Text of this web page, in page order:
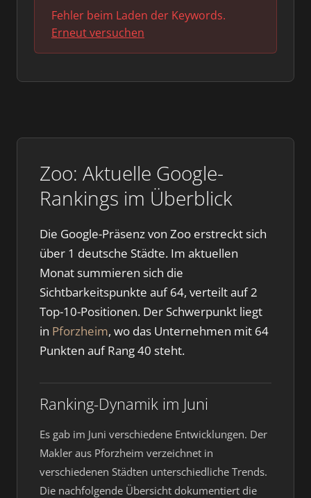
Zoo: Aktuelle Google-
Rankings im Überblick
Die Google-Präsenz von Zoo erstreckt sich
über 1 deutsche Städte. Im aktuellen
Monat summieren sich die
Sichtbarkeitspunkte auf 64, verteilt auf 2
Top-10-Positionen. Der Schwerpunkt liegt
in Pforzheim, wo das Unternehmen mit 64
Punkten auf Rang 40 steht.
Ranking-Dynamik im Juni
Es gab im Juni verschiedene Entwicklungen. Der
Makler aus Pforzheim verzeichnet in
verschiedenen Städten unterschiedliche Trends.
Die nachfolgende Übersicht dokumentiert die
Fehler beim Laden der Keywords.
Erneut versuchen